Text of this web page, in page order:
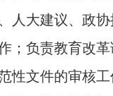
人大建议、政
；负责教育改
性文件的审核